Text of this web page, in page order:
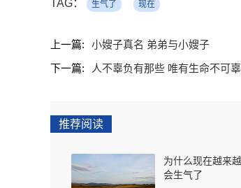
TAG： 生气了 现在
上一篇:
小嫂子真名 弟弟与小嫂子
下一篇:
人不辜负有那些 唯有生命不可
推荐阅读
为什么现在越来
会生气了